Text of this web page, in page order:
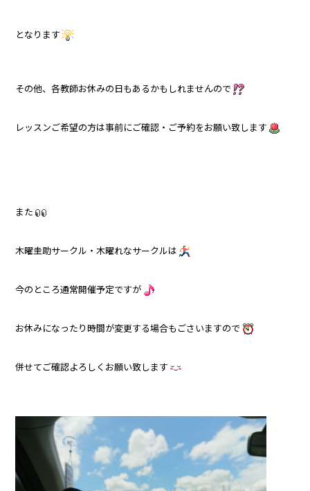
となります
その他、各教師お休みの日もあるかもしれませんので
レッスンご希望の方は事前にご確認・ご予約をお願い致します
また
木曜圭助サークル・木曜れなサークルは
今のところ通常開催予定ですが
お休みになったり時間が変更する場合もごさいますので
併せてご確認よろしくお願い致します